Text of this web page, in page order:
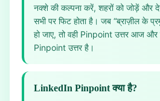
नक्शे की कल्पना करें, शहरों को जोड़ें और
सभी पर फिट होता है। जब “ब्राज़ील के
हो जाए, तो वही Pinpoint उत्तर आज
Pinpoint उत्तर है।
LinkedIn Pinpoint क्या है?